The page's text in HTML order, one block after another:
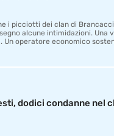
i picciotti dei clan di
alcune intimidazioni. Una
operatore economico
dodici condanne nel